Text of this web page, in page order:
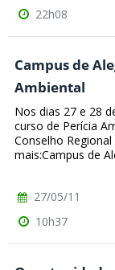
22h08
Campus de
Ambiental
Nos dias 27 e 28
curso de Perícia
Conselho Regional
mais:Campus de
27/05/11
10h37